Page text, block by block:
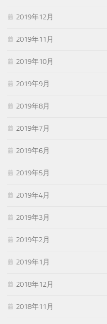
2019年12月
2019年11月
2019年10月
2019年9月
2019年8月
2019年7月
2019年6月
2019年5月
2019年4月
2019年3月
2019年2月
2019年1月
2018年12月
2018年11月